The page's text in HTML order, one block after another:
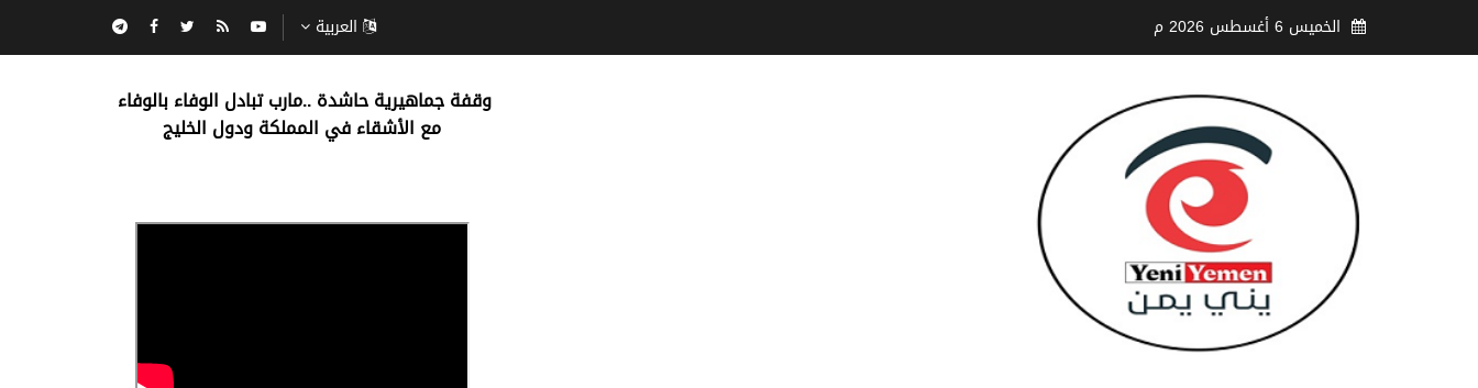
الخميس 6 أغسطس 2026 م العربية
‏وقفة جماهيرية حاشدة ..مارب ‏تبادل الوفاء بالوفاء ‏
مع الأشقاء في المملكة ودول الخليج